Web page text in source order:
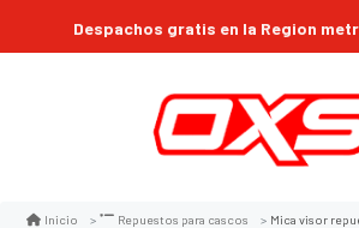
Despachos gratis en la Region
Inicio Repuestos para cascos Mica visor repuesto para